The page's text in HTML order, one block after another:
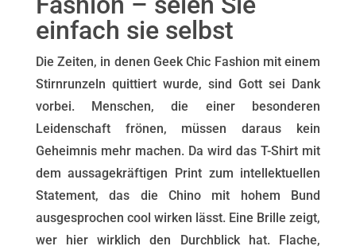
einfach sie selbst
Die Zeiten, in denen Geek Chic Fashion mit einem
Stirnrunzeln quittiert wurde, sind Gott sei Dank
vorbei. Menschen, die einer besonderen
Leidenschaft frönen, müssen daraus kein
Geheimnis mehr machen. Da wird das T-Shirt mit
dem aussagekräftigen Print zum intellektuellen
Statement, das die Chino mit hohem Bund
ausgesprochen cool wirken lässt. Eine Brille zeigt,
wer hier wirklich den Durchblick hat. Flache,